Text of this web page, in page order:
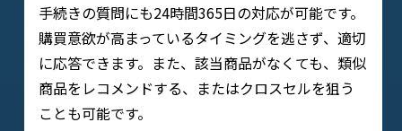
手続きの質問にも24時間365日の対応が可能です。
購買意欲が高まっているタイミングを逃さず、適切
に応答できます。また、該当商品がなくても、類似
商品をレコメンドする、またはクロスセルを狙う
ことも可能です。